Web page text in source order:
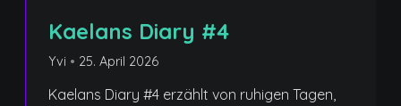
Kaelans Diary #4
Yvi • 25. April 2026
Kaelans Diary #4 erzählt von ruhigen Tagen,